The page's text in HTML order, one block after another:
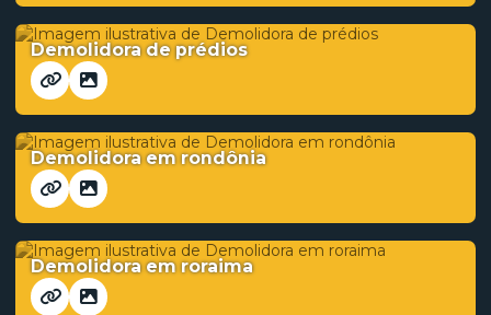
Demolidora de prédios
Demolidora em rondônia
Demolidora em roraima